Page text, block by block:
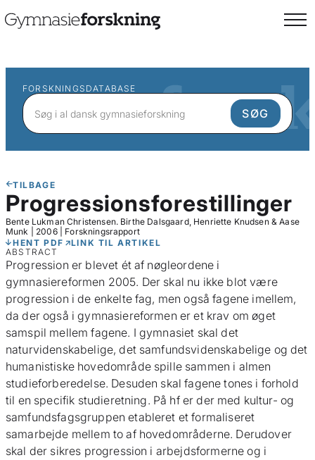
FORSKNINGSDATABASE
TILBAGE
Progressionsforestillinger
Bente Lukman Christensen. Birthe Dalsgaard, Henriette Knudsen & Aase
Munk
2006| Forskningsrapport
HENT PDF
LINK TIL ARTIKEL
ABSTRACT
Progression er blevet ét af nøgleordene i
gymnasiereformen 2005. Der skal nu ikke blot være
progression i de enkelte fag, men også fagene imellem,
da der også i gymnasiereformen er et krav om øget
samspil mellem fagene. I gymnasiet skal det
naturvidenskabelige, det samfundsvidenskabelige og det
humanistiske hovedområde spille sammen i almen
studieforberedelse. Desuden skal fagene tones i forhold
til en specifik studieretning. På hf er der med kultur- og
samfundsfagsgruppen etableret et formaliseret
samarbejde mellem to af hovedområderne. Derudover
skal der sikres progression i arbejdsformerne og i